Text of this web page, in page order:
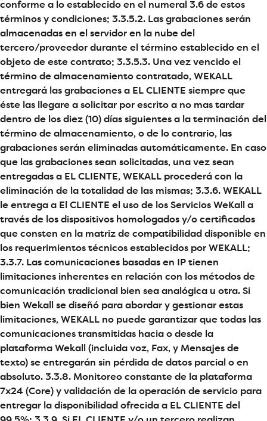
conforme a lo establecido en el numeral 3.6 de estos
términos y condiciones; 3.3.5.2. Las grabaciones serán
almacenadas en el servidor en la nube del
tercero/proveedor durante el término establecido en el
objeto de este contrato; 3.3.5.3. Una vez vencido el
término de almacenamiento contratado, WEKALL
entregará las grabaciones a EL CLIENTE siempre que
éste las llegare a solicitar por escrito a no mas tardar
dentro de los diez (10) días siguientes a la terminación del
término de almacenamiento, o de lo contrario, las
grabaciones serán eliminadas automáticamente. En caso
que las grabaciones sean solicitadas, una vez sean
entregadas a EL CLIENTE, WEKALL procederá con la
eliminación de la totalidad de las mismas; 3.3.6. WEKALL
le entrega a El CLIENTE el uso de los Servicios WeKall a
través de los dispositivos homologados y/o certificados
que consten en la matriz de compatibilidad disponible en
los requerimientos técnicos establecidos por WEKALL;
3.3.7. Las comunicaciones basadas en IP tienen
limitaciones inherentes en relación con los métodos de
comunicación tradicional bien sea analógica u otra. Si
bien Wekall se diseñó para abordar y gestionar estas
limitaciones, WEKALL no puede garantizar que todas las
comunicaciones transmitidas hacia o desde la
plataforma Wekall (incluida voz, Fax, y Mensajes de
texto) se entregarán sin pérdida de datos parcial o en
absoluto. 3.3.8. Monitoreo constante de la plataforma
7x24 (Core) y validación de la operación de servicio para
entregar la disponibilidad ofrecida a EL CLIENTE del